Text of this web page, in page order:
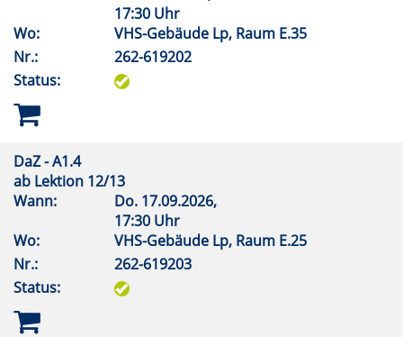
17:30 Uhr
Wo:
VHS-Gebäude Lp, Raum E.35
Nr.:
262-619202
Status:
DaZ - A1.4
ab Lektion 12/13
Wann:
Do. 17.09.2026,
17:30 Uhr
Wo:
VHS-Gebäude Lp, Raum E.25
Nr.:
262-619203
Status: